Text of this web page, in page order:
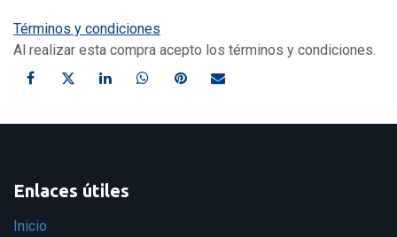
Términos y condiciones
Al realizar esta compra acepto los términos y condiciones.
Enlaces útiles
Inicio